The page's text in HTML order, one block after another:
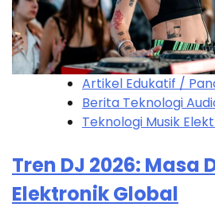
Artikel Edukatif /
Berita Teknologi
Teknologi Musik
Tren DJ 2026: Masa
Elektronik Global